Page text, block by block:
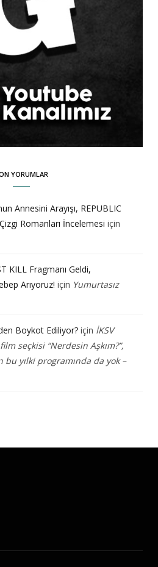
YORUMLAR
Annesini Arayışı, REPUBLIC
Romanları İncelemesi için
KILL Fragmanı Geldi,
Arıyoruz! için Yumurtasız
Boykot Ediliyor? için İKSV
seçkisi “Nerdesin Aşkım?”,
bu yılki programında da yok –